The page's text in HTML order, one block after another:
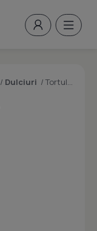
/ Dulciuri /Tortul Indragostitilor